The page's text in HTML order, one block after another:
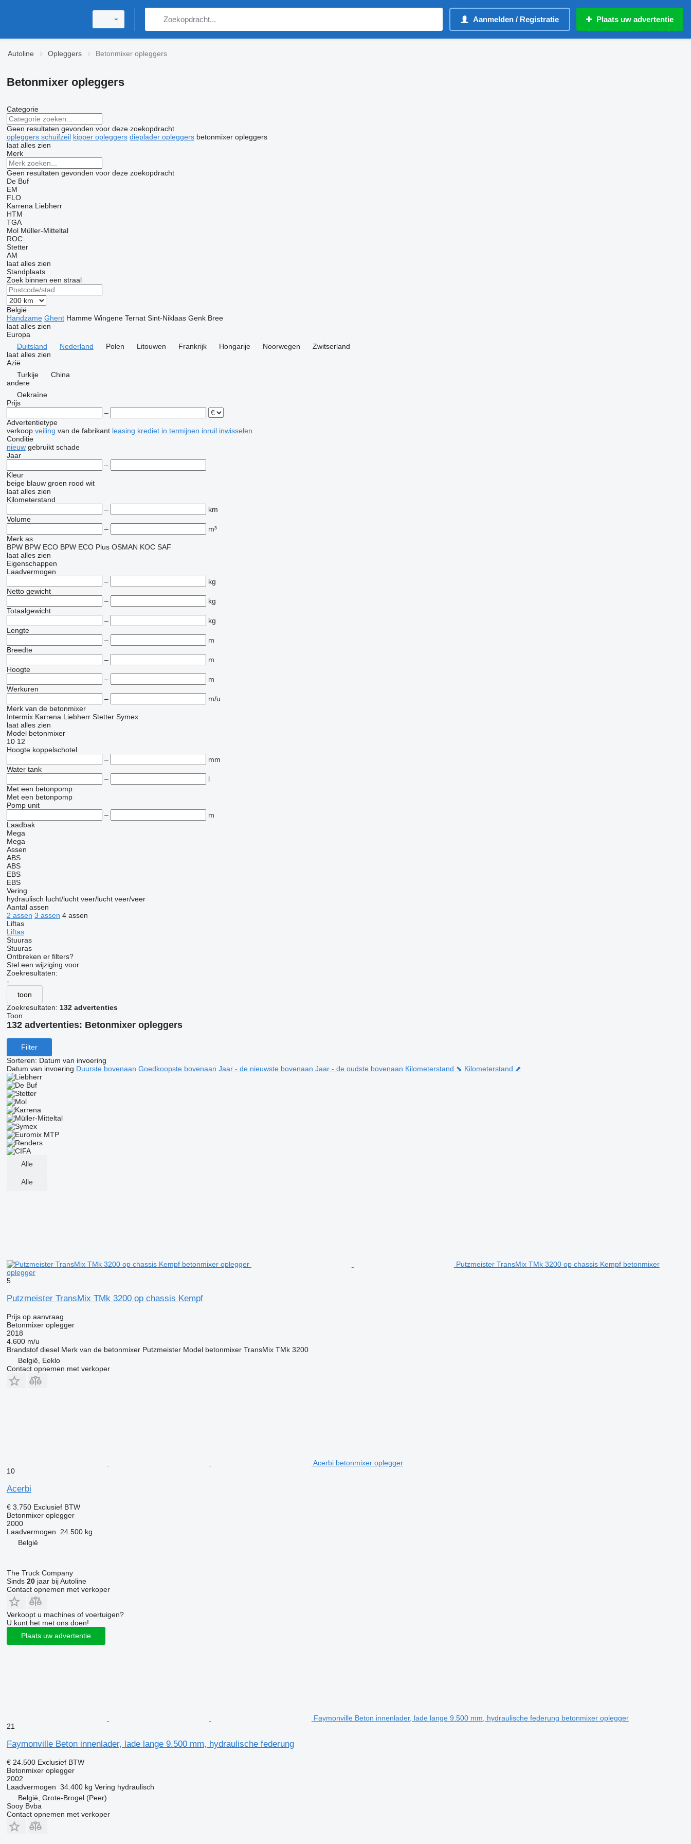
Aanmelden / Registratie Plaats uw advertentie
Autoline Opleggers Betonmixer opleggers
Betonmixer opleggers
Categorie
Geen resultaten gevonden voor deze zoekopdracht
opleggers schuifzeil kipper opleggers dieplader opleggers betonmixer opleggers
laat alles zien
Merk
Geen resultaten gevonden voor deze zoekopdracht
De Buf
EM
FLO
Karrena Liebherr
HTM
TGA
Mol Müller-Mitteltal
ROC
Stetter
AM
laat alles zien
Standplaats
Zoek binnen een straal
België
Handzame Ghent Hamme Wingene Ternat Sint-Niklaas Genk Bree
laat alles zien
Europa
Duitsland
Nederland Polen Litouwen Frankrijk Hongarije Noorwegen
Zwitserland
laat alles zien
Azië
Turkije
China
andere
Oekraïne
Prijs
–
Advertentietype
verkoop veiling van de fabrikant leasing krediet in termijnen inruil inwisselen
Conditie
nieuw gebruikt schade
Jaar
–
Kleur
beige blauw groen rood wit
laat alles zien
Kilometerstand
–
km
Volume
–
m³
Merk as
BPW BPW ECO BPW ECO Plus OSMAN KOC SAF
laat alles zien
Eigenschappen
Laadvermogen
–
kg
Netto gewicht
–
kg
Totaalgewicht
–
kg
Lengte
–
m
Breedte
–
m
Hoogte
–
m
Werkuren
–
m/u
Merk van de betonmixer
Intermix Karrena Liebherr Stetter Symex
laat alles zien
Model betonmixer
10 12
Hoogte koppelschotel
–
mm
Water tank
–
l
Met een betonpomp
Met een betonpomp
Pomp unit
–
m
Laadbak
Mega
Mega
Assen
ABS
ABS
EBS
EBS
Vering
hydraulisch lucht/lucht veer/lucht veer/veer
Aantal assen
2 assen 3 assen 4 assen
Liftas
Liftas
Stuuras
Stuuras
Ontbreken er filters?
Stel een wijziging voor
Zoekresultaten:
-
toon
Zoekresultaten: 132 advertenties
Toon
132 advertenties: Betonmixer opleggers
Filter
Sorteren: Datum van invoering
Datum van invoering Duurste bovenaan Goedkoopste bovenaan Jaar - de nieuwste bovenaan Jaar - de oudste bovenaan Kilometerstand ⬊ Kilometerstand ⬈
Alle
Alle
Putzmeister TransMix TMk 3200 op chassis Kempf betonmixer
oplegger
5
Putzmeister TransMix TMk 3200 op chassis Kempf
Prijs op aanvraag
Betonmixer oplegger
2018
4.600 m/u
Brandstof diesel Merk van de betonmixer Putzmeister Model betonmixer TransMix TMk 3200
België, Eeklo
Contact opnemen met verkoper
Acerbi betonmixer oplegger
10
Acerbi
€ 3.750 Exclusief BTW
Betonmixer oplegger
2000
Laadvermogen
24.500 kg
België
The Truck Company
Sinds 20jaar bij Autoline
Contact opnemen met verkoper
Verkoopt u machines of voertuigen?
U kunt het met ons doen!
Plaats uw advertentie
Faymonville Beton innenlader, lade lange 9.500 mm, hydraulische federung betonmixer oplegger
21
Faymonville Beton innenlader, lade lange 9.500 mm, hydraulische federung
€ 24.500 Exclusief BTW
Betonmixer oplegger
2002
Laadvermogen 34.400 kg Vering hydraulisch
België, Grote-Brogel (Peer)
Sooy Bvba
Contact opnemen met verkoper